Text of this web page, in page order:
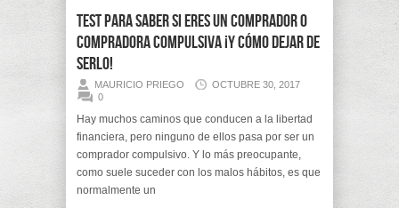
Test para saber si eres un comprador o
compradora compulsiva ¡Y cómo dejar de
serlo!
MAURICIO PRIEGO
OCTUBRE 30, 2017
0
Hay muchos caminos que conducen a la libertad
financiera, pero ninguno de ellos pasa por ser un
comprador compulsivo. Y lo más preocupante,
como suele suceder con los malos hábitos, es que
normalmente un